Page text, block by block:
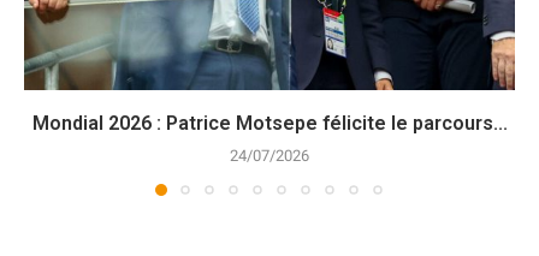
Mondial 2026 : Patrice Motsepe félicite le parcours...
24/07/2026